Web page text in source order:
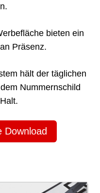
bieten ein
Präsenz.
hält der täglichen
Nummernschild
Download